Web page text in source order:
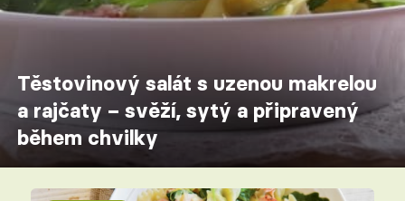
Těstovinový salát s uzenou makrelou
a rajčaty – svěží, sytý a připravený
během chvilky